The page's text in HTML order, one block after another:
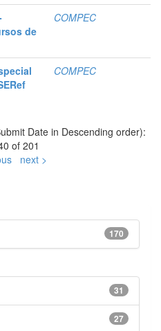
de
COMPEC
COMPEC
Date in Descending order):
of 201
next >
170
31
27